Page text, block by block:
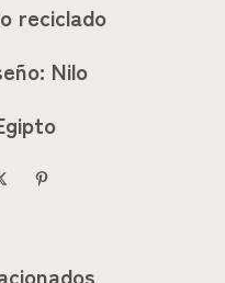
reciclado
Nilo